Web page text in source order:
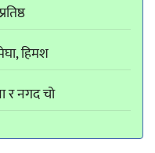
हिमश
र नगद चो